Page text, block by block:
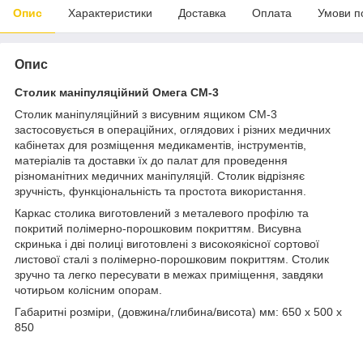
Опис Характеристики Доставка Оплата Умови
Опис
Столик маніпуляційний Омега СМ-3
Столик маніпуляційний з висувним ящиком СМ-3
застосовується в операційних, оглядових і різних медичних
кабінетах для розміщення медикаментів, інструментів,
матеріалів та доставки їх до палат для проведення
різноманітних медичних маніпуляцій. Столик відрізняє
зручність, функціональність та простота використання.
Каркас столика виготовлений з металевого профілю та
покритий полімерно-порошковим покриттям. Висувна
скринька і дві полиці виготовлені з високоякісної сортової
листової сталі з полімерно-порошковим покриттям. Столик
зручно та легко пересувати в межах приміщення, завдяки
чотирьом колісним опорам.
Габаритні розміри, (довжина/глибина/висота) мм: 650 х 500 х
850